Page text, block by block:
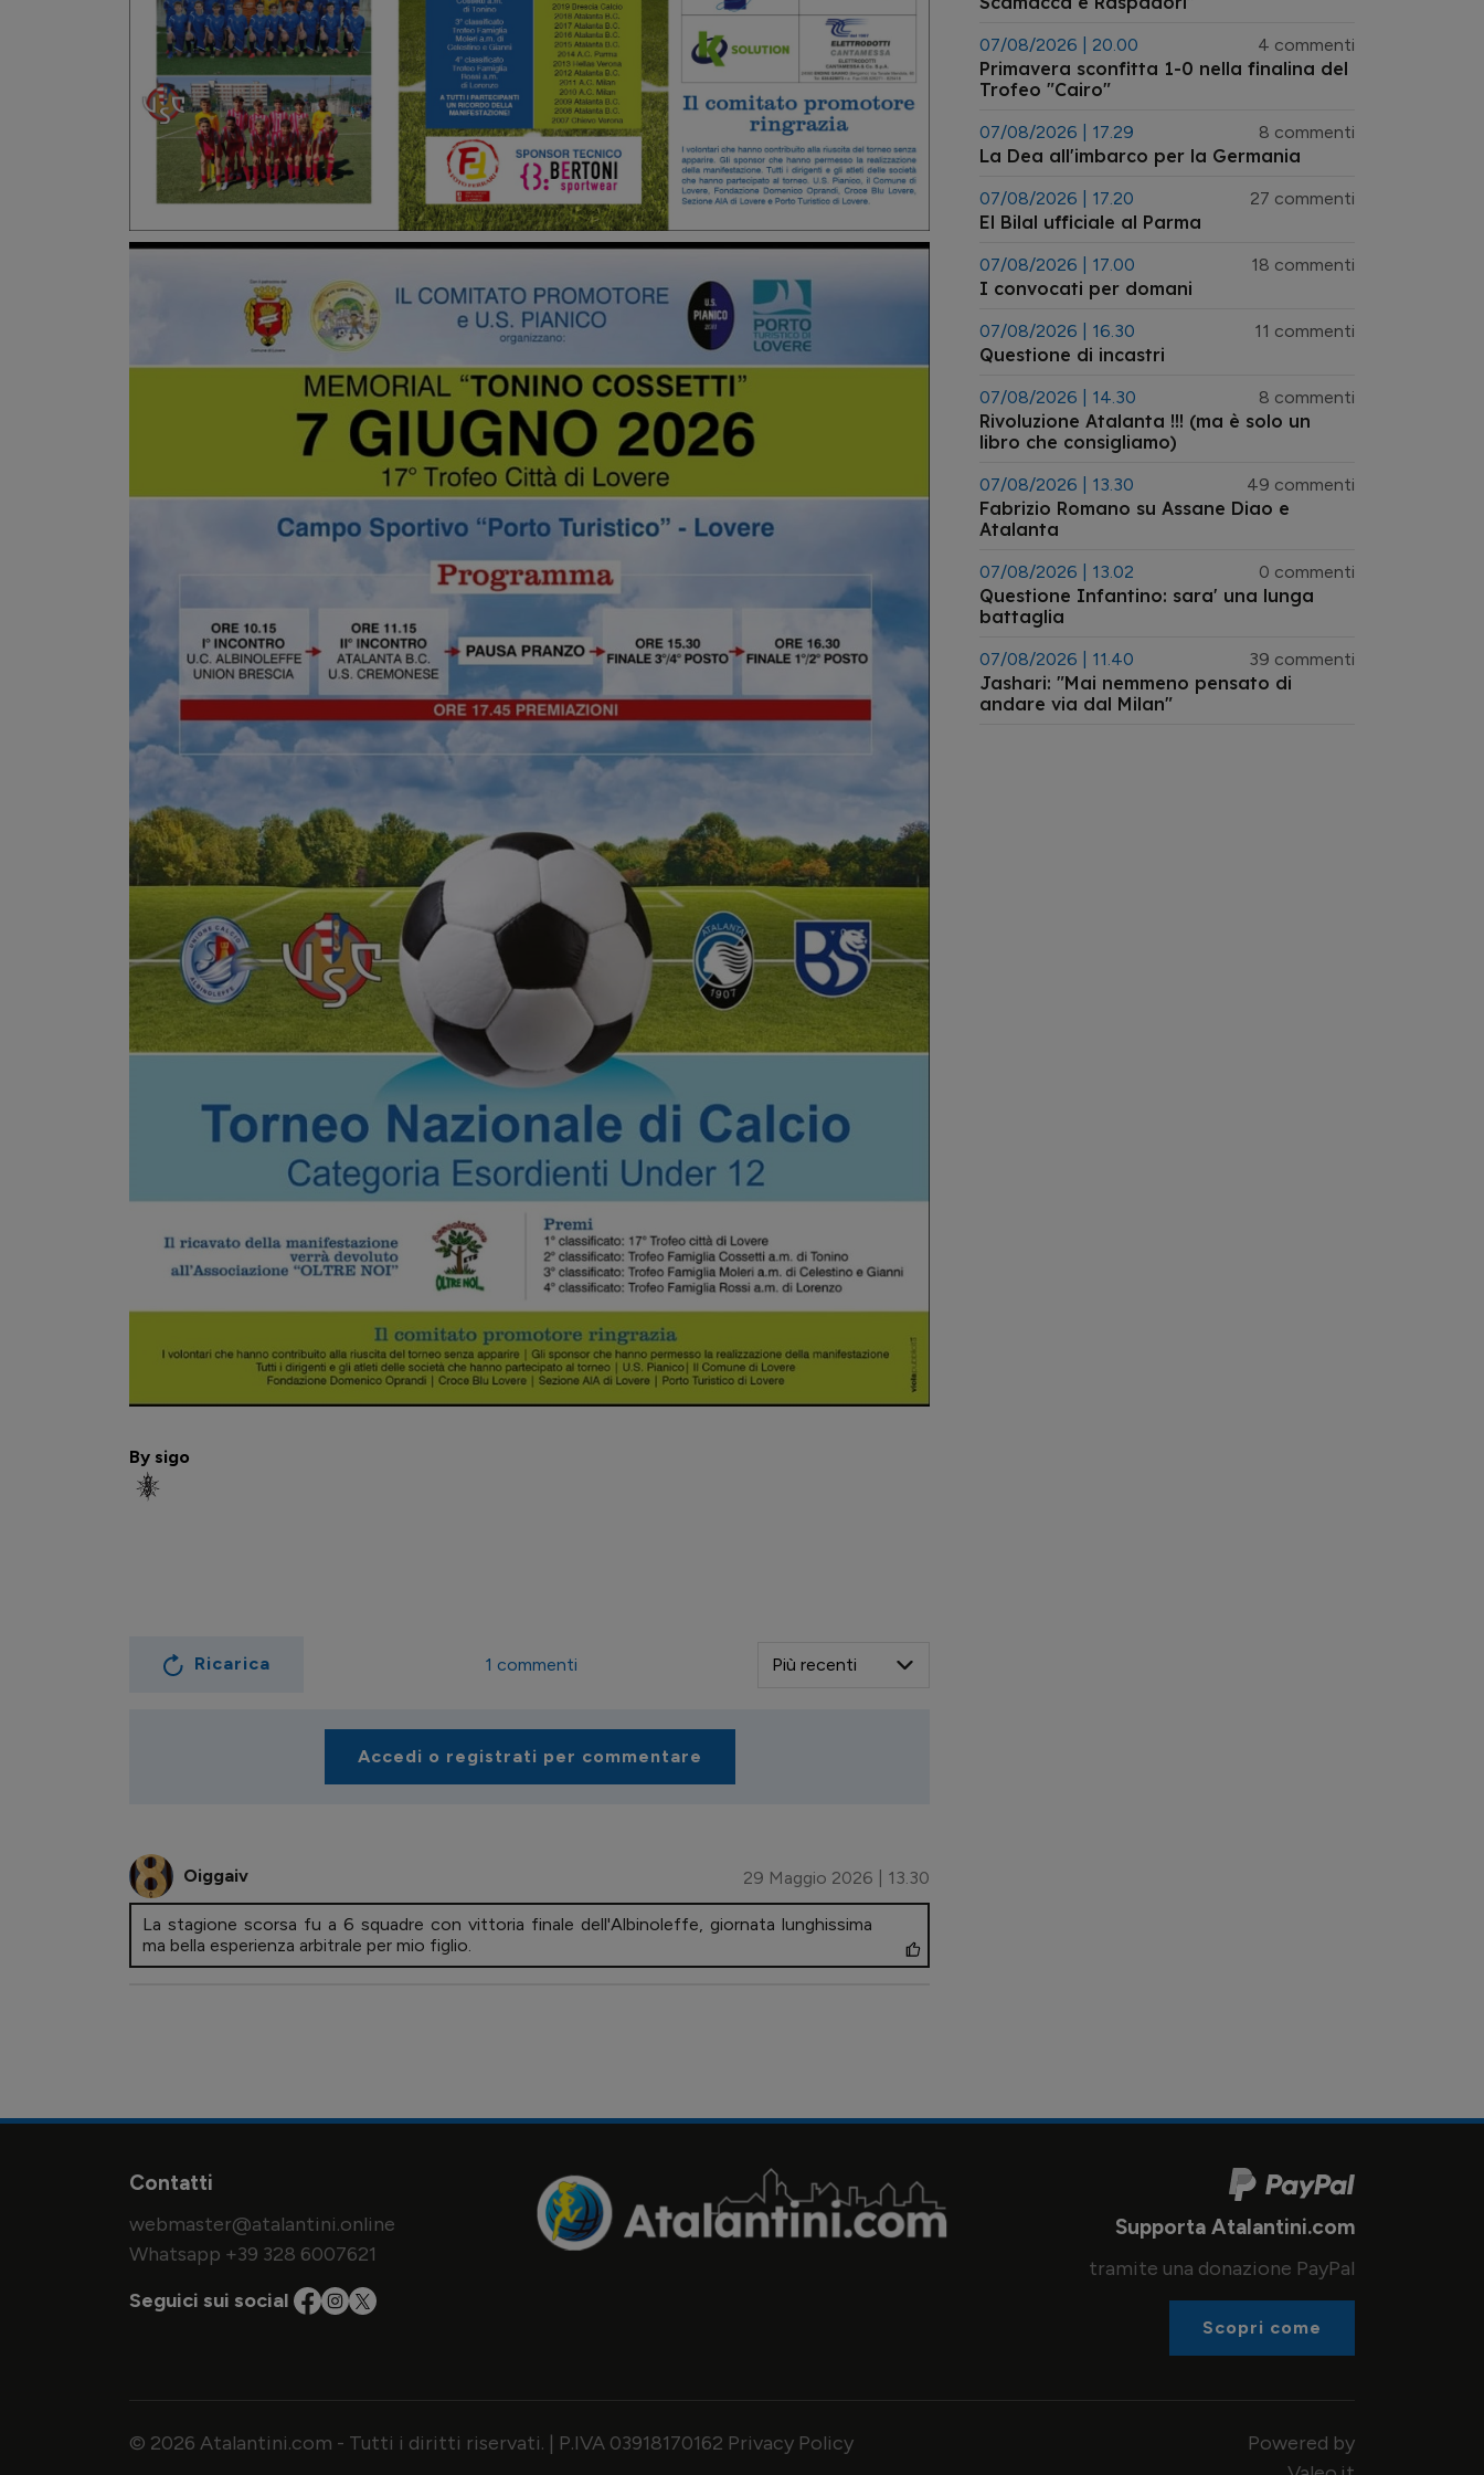
By sigo
Ricarica 1 commenti
Accedi o registrati per commentare
Oiggaiv 29 Maggio 2026 | 13.30
La stagione scorsa fu a 6 squadre con vittoria finale dell'Albinoleffe, giornata lunghissima
ma bella esperienza arbitrale per mio figlio.
07/08/2026 | 20.00 4 commenti
Primavera sconfitta 1-0 nella finalina del
Trofeo "Cairo"
07/08/2026 | 17.29 8 commenti
La Dea all'imbarco per la Germania
07/08/2026 | 17.20 27 commenti
El Bilal ufficiale al Parma
07/08/2026 | 17.00 18 commenti
I convocati per domani
07/08/2026 | 16.30 11 commenti
Questione di incastri
07/08/2026 | 14.30 8 commenti
Rivoluzione Atalanta !!! (ma è solo un
libro che consigliamo)
07/08/2026 | 13.30 49 commenti
Fabrizio Romano su Assane Diao e
Atalanta
07/08/2026 | 13.02 0 commenti
Questione Infantino: sara' una lunga
battaglia
07/08/2026 | 11.40 39 commenti
Jashari: "Mai nemmeno pensato di
andare via dal Milan"
Contatti
webmaster@atalantini.online
Whatsapp +39 328 6007621
Seguici sui social
Supporta Atalantini.com
tramite una donazione PayPal
Scopri come
© 2026 Atalantini.com - Tutti i diritti riservati. | P.IVA 03918170162 Privacy Policy
Powered by